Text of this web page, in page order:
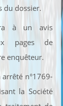
du dossier.
à un avis
pages de
enquêteur.
arrêté n°1769-
la Société